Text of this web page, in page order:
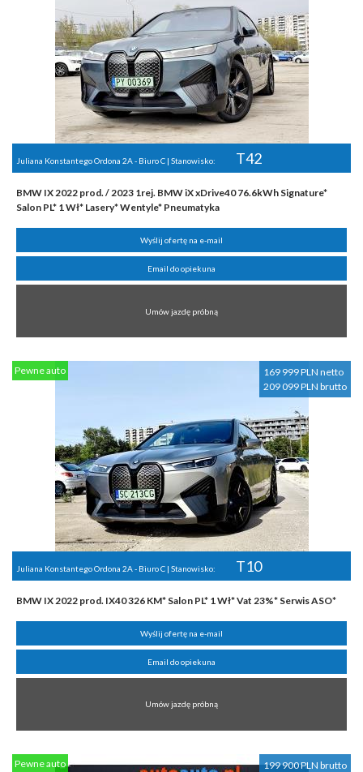
Juliana Konstantego Ordona 2A - Biuro C | Stanowisko: T42
BMW IX 2022 prod. / 2023 1rej. BMW iX xDrive40 76.6kWh Signature*
Salon PL* 1 Wł* Lasery* Wentyle* Pneumatyka
Wyślij ofertę na e-mail
Email do opiekuna
Umów jazdę próbną
169 999 PLN netto
209 099 PLN brutto
Pewne auto
Juliana Konstantego Ordona 2A - Biuro C | Stanowisko: T10
BMW IX 2022 prod. IX40 326 KM* Salon PL* 1 Wł* Vat 23%* Serwis ASO*
Wyślij ofertę na e-mail
Email do opiekuna
Umów jazdę próbną
199 900 PLN brutto
Pewne auto